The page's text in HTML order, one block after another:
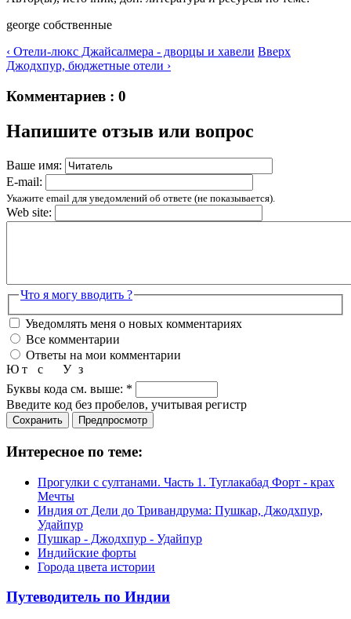
george собственные
‹ Отели-люкс Джайсалмера - дворцы и хавели Вверх
Джодхпур, бюджетные отели ›
Комментариев : 0
Напишите отзыв или вопрос
Ваше имя:
E-mail:
Укажите email для уведомлений об ответе (не показывается).
Web site:
Что я могу вводить ?
Уведомлять меня о новых комментариях
Все комментарии
Ответы на мои комментарии
У
Ю т с
з
Буквы кода см. выше: *
Введите код без пробелов, учитывая регистр
Интересное по теме:
Прогулки с султанами. Часть 1. Туглакабад Форт - крах
Мечты
Индия от Дели до Тривандрума: Пушкар, Джодхпур,
Удайпур
Пушкар - Джодхпур - Удайпур
Индийские форты
Города цвета истории
Путеводитель по Индии